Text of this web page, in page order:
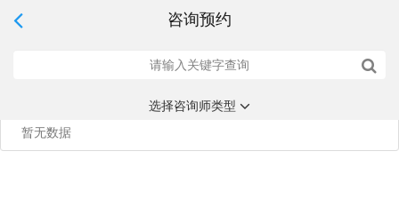
咨询预约
选择咨询师类型
暂无数据